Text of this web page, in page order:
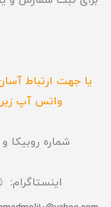
یا جهت ارتباط
واتس آپ زیر
شماره روبیکا و
اینستاگرام: